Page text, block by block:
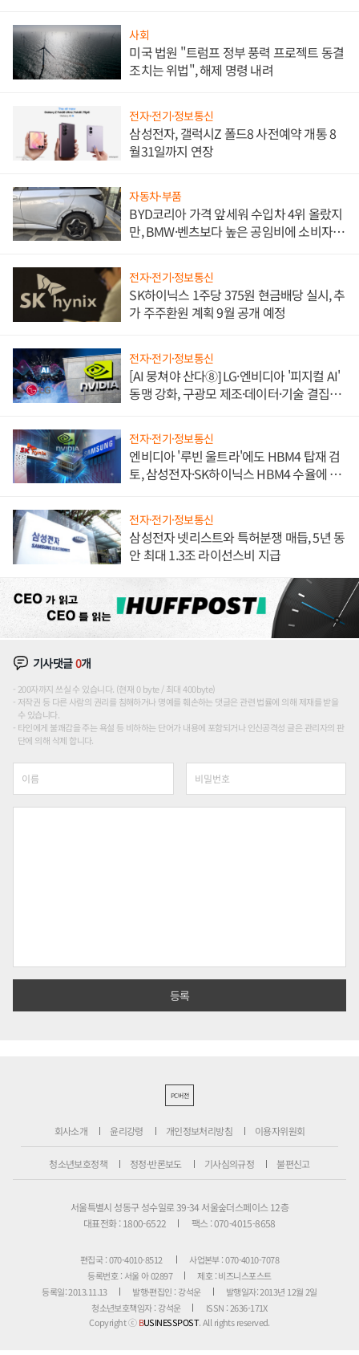
사회
미국 법원 "트럼프 정부 풍력 프로젝트 동결
조치는 위법", 해제 명령 내려
전자·전기·정보통신
삼성전자, 갤럭시Z 폴드8 사전예약 개통 8
월31일까지 연장
자동차·부품
BYD코리아 가격 앞세워 수입차 4위 올랐지
만, BMW·벤츠보다 높은 공임비에 소비자
전자·전기·정보통신
SK하이닉스 1주당 375원 현금배당 실시, 추
가 주주환원 계획 9월 공개 예정
전자·전기·정보통신
[AI 뭉쳐야 산다⑧] LG·엔비디아 '피지컬 AI'
동맹 강화, 구광모 제조·데이터·기술 결집
전자·전기·정보통신
엔비디아 '루빈 울트라'에도 HBM4 탑재 검
토, 삼성전자·SK하이닉스 HBM4 수율에 주
전자·전기·정보통신
삼성전자 넷리스트와 특허분쟁 매듭, 5년 동
안 최대 1.3조 라이선스비 지급
기사댓글0개
200자까지 쓰실 수 있습니다. (현재 0 byte / 최대 400byte)
저작권 등 다른 사람의 권리를 침해하거나 명예를 훼손하는 댓글은 관련 법률에 의해 제재를 받을
수 있습니다.
타인에게 불쾌감을 주는 욕설 등 비하하는 단어가 내용에 포함되거나 인신공격성 글은 관리자의 판
단에 의해 삭제 합니다.
PC버전
회사소개 윤리강령 개인정보처리방침 이용자위원회
청소년보호정책 정정·반론보도 기사심의규정 불편신고
서울특별시 성동구 성수일로 39-34 서울숲더스페이스 12층
대표전화 : 1800-6522
팩스 : 070-4015-8658
편집국 : 070-4010-8512
사업본부 : 070-4010-7078
등록번호 : 서울 아 02897
제호 : 비즈니스포스트
등록일: 2013.11.13
발행·편집인 : 강석운
발행일자: 2013년 12월 2일
청소년보호책임자 : 강석운
ISSN : 2636-171X
Copyright ⓒBUSINESSPOST. All rights reserved.